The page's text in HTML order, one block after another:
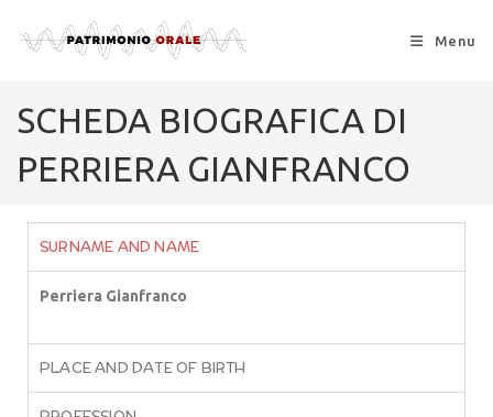
Menu
SCHEDA BIOGRAFICA DI
PERRIERA GIANFRANCO
SURNAME AND NAME
Perriera Gianfranco
PLACE AND DATE OF BIRTH